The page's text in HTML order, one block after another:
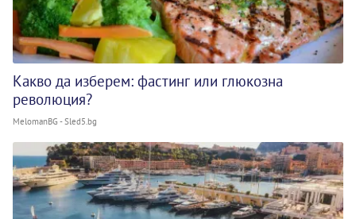
Какво да изберем: фастинг или глюкозна
революция?
MelomanBG - Sled5.bg